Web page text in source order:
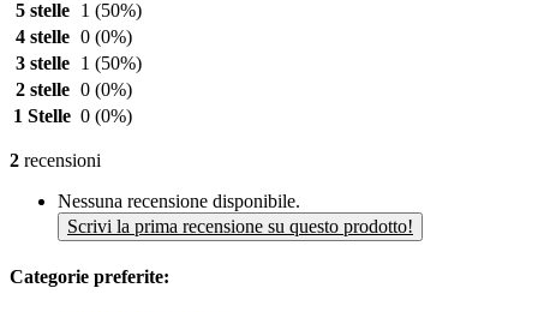
5 stelle
1 (50%)
4 stelle 0 (0%)
3 stelle
1 (50%)
2 stelle 0 (0%)
1 Stelle 0 (0%)
2 recensioni
Nessuna recensione disponibile.
Scrivi la prima recensione su questo prodotto!
Categorie preferite: